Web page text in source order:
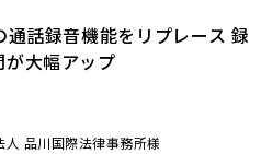
通話録音機能をリプレース 録
が大幅アップ
人 品川国際法律事務所様